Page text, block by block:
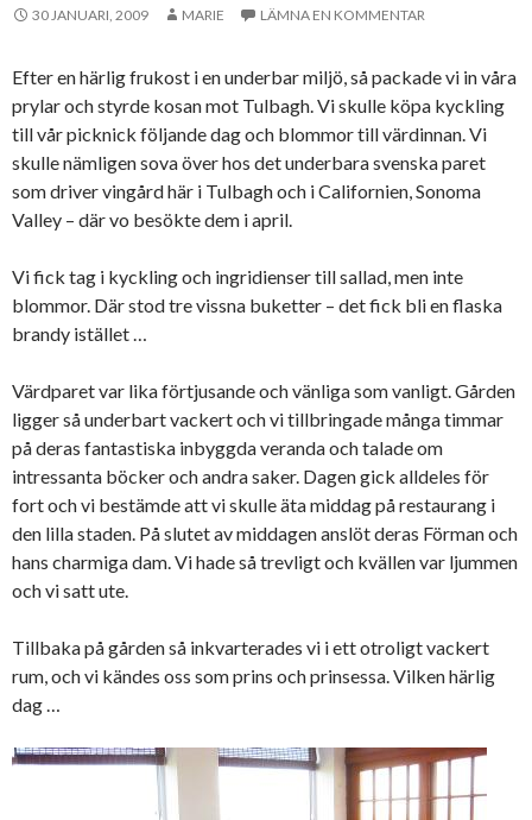
30 JANUARI, 2009 MARIE LÄMNA EN KOMMENTAR
Efter en härlig frukost i en underbar miljö, så packade vi in våra
prylar och styrde kosan mot Tulbagh. Vi skulle köpa kyckling
till vår picknick följande dag och blommor till värdinnan. Vi
skulle nämligen sova över hos det underbara svenska paret
som driver vingård här i Tulbagh och i Californien, Sonoma
Valley – där vo besökte dem i april.
Vi fick tag i kyckling och ingridienser till sallad, men inte
blommor. Där stod tre vissna buketter – det fick bli en flaska
brandy istället …
Värdparet var lika förtjusande och vänliga som vanligt. Gården
ligger så underbart vackert och vi tillbringade många timmar
på deras fantastiska inbyggda veranda och talade om
intressanta böcker och andra saker. Dagen gick alldeles för
fort och vi bestämde att vi skulle äta middag på restaurang i
den lilla staden. På slutet av middagen anslöt deras Förman och
hans charmiga dam. Vi hade så trevligt och kvällen var ljummen
och vi satt ute.
Tillbaka på gården så inkvarterades vi i ett otroligt vackert
rum, och vi kändes oss som prins och prinsessa. Vilken härlig
dag …